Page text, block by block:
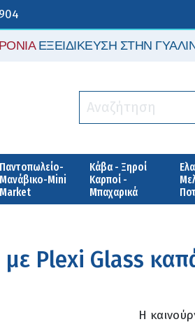
ΕΞΕΙΔΙΚΕΥΣΗ ΣΤΗΝ
Παντοπωλείο-
Μανάβικο-Mini
Market
Κάβα - Ξηροί
Καρποί -
Μπαχαρικά
Plexi Glass
Η